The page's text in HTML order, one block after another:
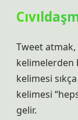
Tweet
kelimelerden
kelimesi
kelimesi
gelir.